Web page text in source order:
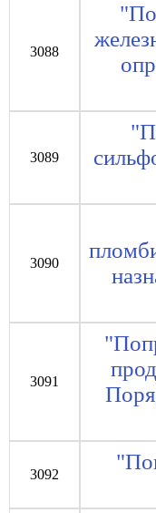
3088
3089
3090
3091
3092